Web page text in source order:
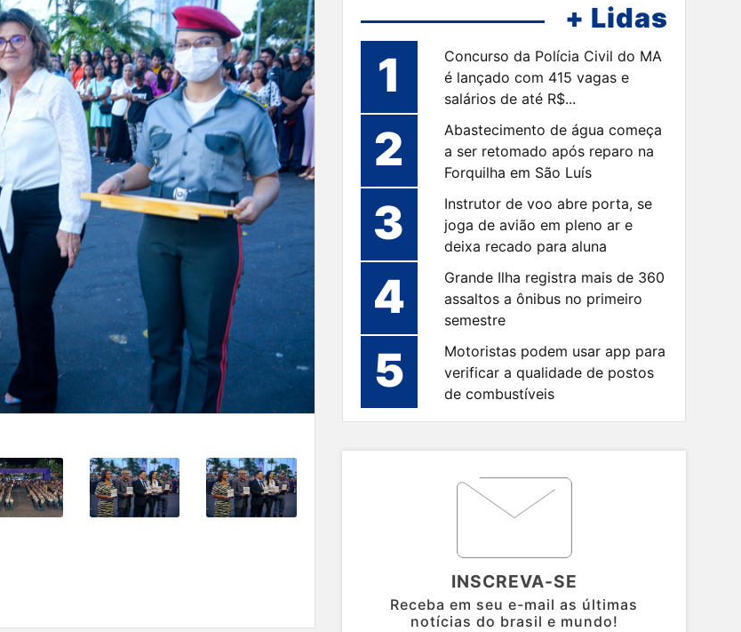
+ Lidas
1
Concurso da Polícia Civil do MA
é lançado com 415 vagas e
salários de até R$...
2
Abastecimento de água começa
a ser retomado após reparo na
Forquilha em São Luís
3
Instrutor de voo abre porta, se
joga de avião em pleno ar e
deixa recado para aluna
4
Grande Ilha registra mais de 360
assaltos a ônibus no primeiro
semestre
5
Motoristas podem usar app para
verificar a qualidade de postos
de combustíveis
INSCREVA-SE
Receba em seu e-mail as últimas
notícias do brasil e mundo!